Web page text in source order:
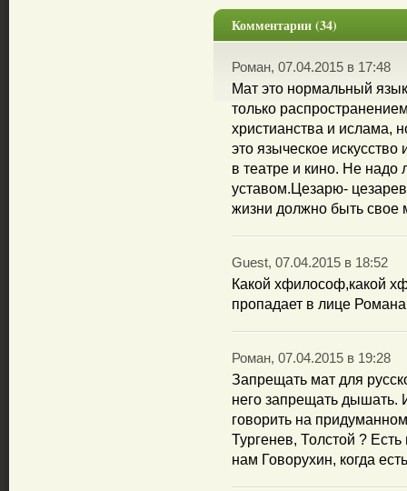
Комментарии (34)
Роман, 07.04.2015 в 17:48
Мат это нормальный
только
христианства и ислама,
это языческое
в театре и кино. Не надо
уставом.Цезарю-
жизни должно быть свое
Guest, 07.04.2015 в 18:52
Какой хфилософ,какой
пропадает в лице
Роман, 07.04.2015 в 19:28
Запрещать мат для
него запрещать дышать.
говорить на
Тургенев, Толстой ?
нам Говорухин, когда